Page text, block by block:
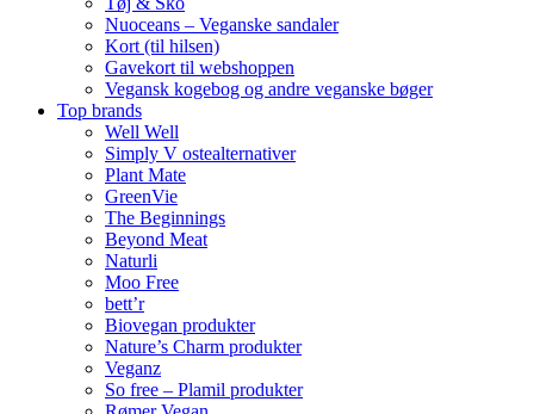
Nuoceans – Veganske sandaler
Kort (til hilsen)
Gavekort til webshoppen
Vegansk kogebog og andre veganske bøger
Top brands
Well Well
Simply V ostealternativer
Plant Mate
GreenVie
The Beginnings
Beyond Meat
Naturli
Moo Free
bett’r
Biovegan produkter
Nature’s Charm produkter
Veganz
So free – Plamil produkter